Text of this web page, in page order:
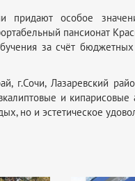
придают особое
за счёт
г.Сочи, Лазаревский
и
но и эстетическое